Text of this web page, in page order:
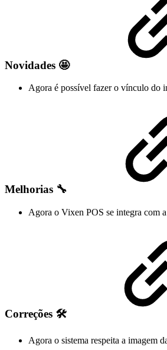
Novidades 🤩
Agora é possível fazer o vínculo do
Melhorias 🔧
Agora o Vixen POS se integra com
Correções 🛠️
Agora o sistema respeita a imagem